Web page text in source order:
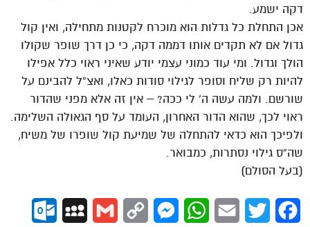
דקה ישמע.
אכן התחלת כל גדלות הוא מוכרח לקטנות מתחילה, ואין קול
גדול אם לא תקדים אותו דממה דקה, כי כן דרך שופר שקולו
הולך וגדול. ומי עוד כמוני עצמי יודע שאיני ראוי כלל אפילו
להיות רק שליח וסופר לגילוי סודות כאלו, ואצ”ל להבינם על
שורשם. ולמה עשה ה’ לי ככה? – אין זה אלא מפני שהדור
ראוי לכך, שהוא הדור האחרון, העומד על סף הגאולה השלימה.
ולפיכך הוא כדאי להתחלה של שמיעת קול שופרו של משיח,
שה”ס גילוי נסתרות, כמבואר.
(בעל הסולם)
Facebook
Twitter
Email
WhatsApp
Messenger
Copy
Gmail
MySpace